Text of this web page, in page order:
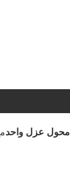
محول عزل واحد